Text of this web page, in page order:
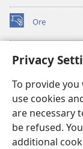
Privacy
To provide
use cookies
are necessary
be refused.
additional
Ọrẹ
(opens
new
ÀKÁ ÌWÉ ORÍ
(opens
window)JW Hub
(opens
new
window)JW Library
Watchtower